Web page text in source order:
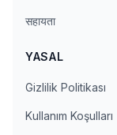
सहायता
YASAL
Gizlilik Politikası
Kullanım Koşulları